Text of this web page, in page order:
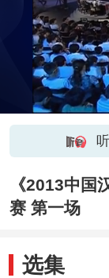
《2013中国
赛 第一场
选集